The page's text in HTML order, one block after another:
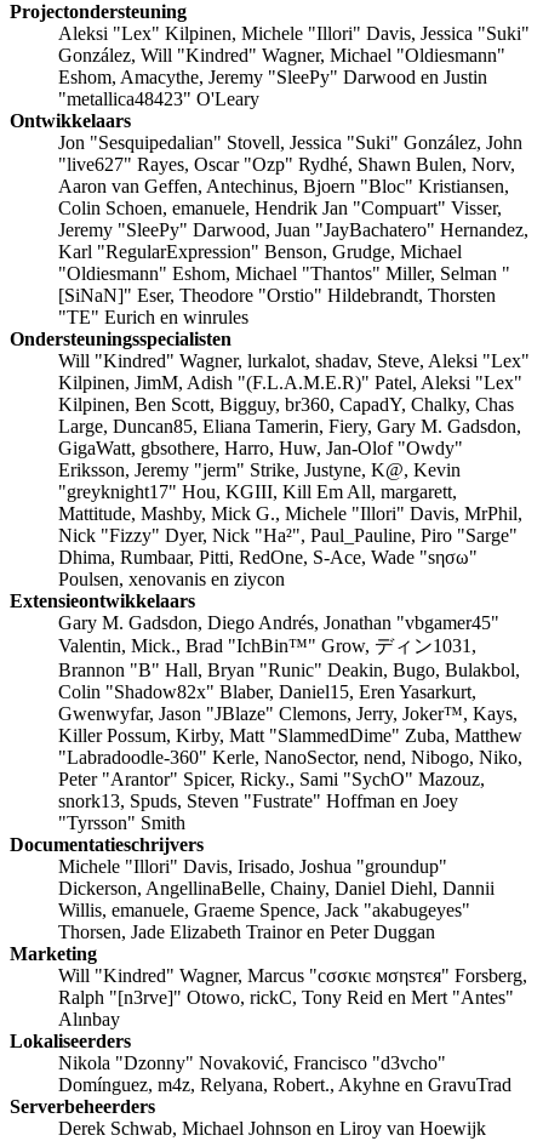
Projectondersteuning
Aleksi "Lex" Kilpinen, Michele "Illori" Davis, Jessica "Suki"
González, Will "Kindred" Wagner, Michael "Oldiesmann"
Eshom, Amacythe, Jeremy "SleePy" Darwood en Justin
"metallica48423" O'Leary
Ontwikkelaars
Jon "Sesquipedalian" Stovell, Jessica "Suki" González, John
"live627" Rayes, Oscar "Ozp" Rydhé, Shawn Bulen, Norv,
Aaron van Geffen, Antechinus, Bjoern "Bloc" Kristiansen,
Colin Schoen, emanuele, Hendrik Jan "Compuart" Visser,
Jeremy "SleePy" Darwood, Juan "JayBachatero" Hernandez,
Karl "RegularExpression" Benson, Grudge, Michael
"Oldiesmann" Eshom, Michael "Thantos" Miller, Selman "
[SiNaN]" Eser, Theodore "Orstio" Hildebrandt, Thorsten
"TE" Eurich en winrules
Ondersteuningsspecialisten
Will "Kindred" Wagner, lurkalot, shadav, Steve, Aleksi "Lex"
Kilpinen, JimM, Adish "(F.L.A.M.E.R)" Patel, Aleksi "Lex"
Kilpinen, Ben Scott, Bigguy, br360, CapadY, Chalky, Chas
Large, Duncan85, Eliana Tamerin, Fiery, Gary M. Gadsdon,
GigaWatt, gbsothere, Harro, Huw, Jan-Olof "Owdy"
Eriksson, Jeremy "jerm" Strike, Justyne, K@, Kevin
"greyknight17" Hou, KGIII, Kill Em All, margarett,
Mattitude, Mashby, Mick G., Michele "Illori" Davis, MrPhil,
Nick "Fizzy" Dyer, Nick "Ha²", Paul_Pauline, Piro "Sarge"
Dhima, Rumbaar, Pitti, RedOne, S-Ace, Wade "sησω"
Poulsen, xenovanis en ziycon
Extensieontwikkelaars
Gary M. Gadsdon, Diego Andrés, Jonathan "vbgamer45"
Valentin, Mick., Brad "IchBin™" Grow, ディン1031,
Brannon "B" Hall, Bryan "Runic" Deakin, Bugo, Bulakbol,
Colin "Shadow82x" Blaber, Daniel15, Eren Yasarkurt,
Gwenwyfar, Jason "JBlaze" Clemons, Jerry, Joker™, Kays,
Killer Possum, Kirby, Matt "SlammedDime" Zuba, Matthew
"Labradoodle-360" Kerle, NanoSector, nend, Nibogo, Niko,
Peter "Arantor" Spicer, Ricky., Sami "SychO" Mazouz,
snork13, Spuds, Steven "Fustrate" Hoffman en Joey
"Tyrsson" Smith
Documentatieschrijvers
Michele "Illori" Davis, Irisado, Joshua "groundup"
Dickerson, AngellinaBelle, Chainy, Daniel Diehl, Dannii
Willis, emanuele, Graeme Spence, Jack "akabugeyes"
Thorsen, Jade Elizabeth Trainor en Peter Duggan
Marketing
Will "Kindred" Wagner, Marcus "cσσкιє мσηѕтєя" Forsberg,
Ralph "[n3rve]" Otowo, rickC, Tony Reid en Mert "Antes"
Alınbay
Lokaliseerders
Nikola "Dzonny" Novaković, Francisco "d3vcho"
Domínguez, m4z, Relyana, Robert., Akyhne en GravuTrad
Serverbeheerders
Derek Schwab, Michael Johnson en Liroy van Hoewijk